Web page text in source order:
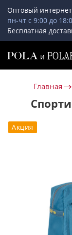
Оптовый
пн-чт с 9:00 до
Бесплатная
Главная
Акция